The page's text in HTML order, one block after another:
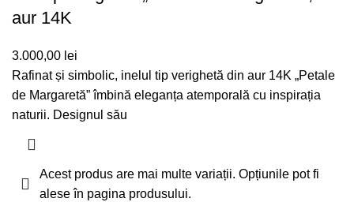
aur 14K
3.000,00 lei
Rafinat și simbolic, inelul tip verighetă din aur 14K „Petale
de Margaretă” îmbină eleganța atemporală cu inspirația
naturii. Designul său
Acest produs are mai multe variații. Opțiunile pot fi
alese în pagina produsului.